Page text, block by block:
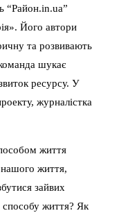
“Район.in.ua”
Його автори
та розвивають
шукає
ресурсу. У
журналістка
життя
нашого життя,
зайвих
способу життя? Як